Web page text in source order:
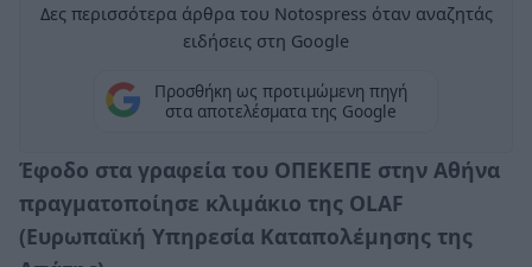
Δες περισσότερα άρθρα του Notospress όταν αναζητάς
ειδήσεις στη Google
Προσθήκη ως προτιμώμενη πηγή
στα αποτελέσματα της Google
Έφοδο στα γραφεία του ΟΠΕΚΕΠΕ στην Αθήνα
πραγματοποίησε κλιμάκιο της OLAF
(Ευρωπαϊκή Υπηρεσία Καταπολέμησης της